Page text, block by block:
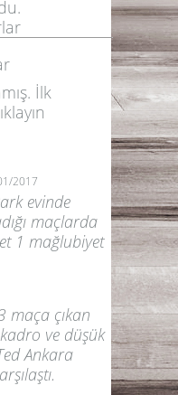
İlk
2017
evinde
maçlarda
1 mağlubiyet
maça çıkan
kadro ve düşük
Ankara